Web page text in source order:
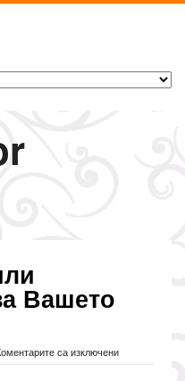
Вашето
са изключениза